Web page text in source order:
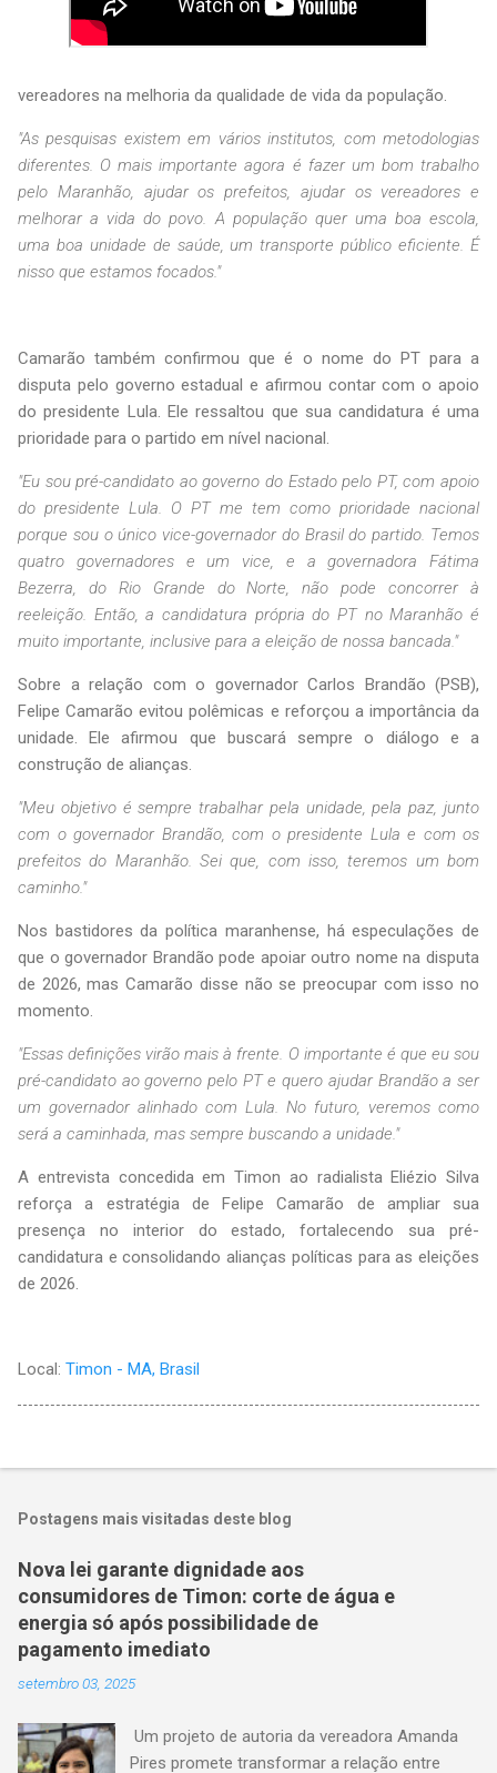
vereadores na melhoria da qualidade de vida da população.
"As pesquisas existem em vários institutos, com metodologias
diferentes. O mais importante agora é fazer um bom trabalho
pelo Maranhão, ajudar os prefeitos, ajudar os vereadores e
melhorar a vida do povo. A população quer uma boa escola,
uma boa unidade de saúde, um transporte público eficiente. É
nisso que estamos focados."
Camarão também confirmou que é o nome do PT para a
disputa pelo governo estadual e afirmou contar com o apoio
do presidente Lula. Ele ressaltou que sua candidatura é uma
prioridade para o partido em nível nacional.
"Eu sou pré-candidato ao governo do Estado pelo PT, com apoio
do presidente Lula. O PT me tem como prioridade nacional
porque sou o único vice-governador do Brasil do partido. Temos
quatro governadores e um vice, e a governadora Fátima
Bezerra, do Rio Grande do Norte, não pode concorrer à
reeleição. Então, a candidatura própria do PT no Maranhão é
muito importante, inclusive para a eleição de nossa bancada."
Sobre a relação com o governador Carlos Brandão (PSB),
Felipe Camarão evitou polêmicas e reforçou a importância da
unidade. Ele afirmou que buscará sempre o diálogo e a
construção de alianças.
"Meu objetivo é sempre trabalhar pela unidade, pela paz, junto
com o governador Brandão, com o presidente Lula e com os
prefeitos do Maranhão. Sei que, com isso, teremos um bom
caminho."
Nos bastidores da política maranhense, há especulações de
que o governador Brandão pode apoiar outro nome na disputa
de 2026, mas Camarão disse não se preocupar com isso no
momento.
"Essas definições virão mais à frente. O importante é que eu sou
pré-candidato ao governo pelo PT e quero ajudar Brandão a ser
um governador alinhado com Lula. No futuro, veremos como
será a caminhada, mas sempre buscando a unidade."
A entrevista concedida em Timon ao radialista Eliézio Silva
reforça a estratégia de Felipe Camarão de ampliar sua
presença no interior do estado, fortalecendo sua pré-
candidatura e consolidando alianças políticas para as eleições
de 2026.
Local: Timon - MA, Brasil
Postagens mais visitadas deste blog
Nova lei garante dignidade aos
consumidores de Timon: corte de água e
energia só após possibilidade de
pagamento imediato
setembro 03, 2025
Um projeto de autoria da vereadora Amanda
Pires promete transformar a relação entre